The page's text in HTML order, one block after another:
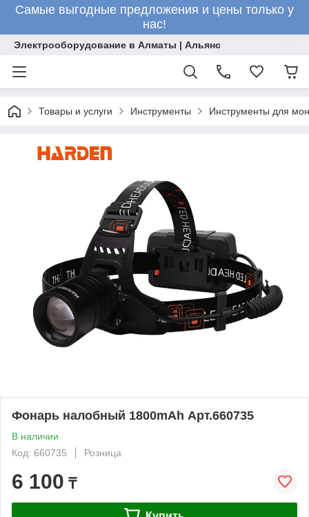
Самые выгодные предложения и цены только у
нас!
Электрооборудование в Алматы | Альянс
Товары и услуги Инструменты Инструменты для
Фонарь налобный 1800mAh Арт.660735
В наличии
Код: 660735
Розница
6 100 ₸